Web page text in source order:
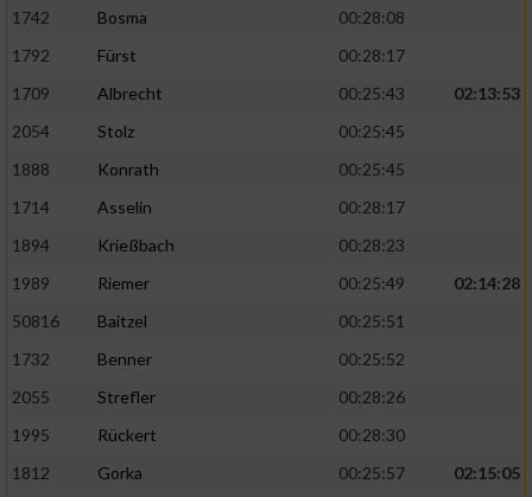
1742
Bosma
00:28:08
1792
Fürst
00:28:17
1709
Albrecht 00:25:43
02:13:53
2054
Stolz
00:25:45
1888
Konrath
00:25:45
1714
Asselin
00:28:17
1894
Krießbach
00:28:23
1989
Riemer 00:25:49
02:14:28
50816
Baitzel
00:25:51
1732
Benner
00:25:52
2055
Strefler
00:28:26
1995
Rückert
00:28:30
1812
Gorka 00:25:57
02:15:05